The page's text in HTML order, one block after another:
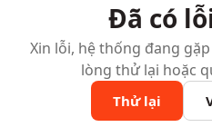
Đã có
Xin lỗi, hệ thống đang
lòng thử lại hoặc
Thử lại